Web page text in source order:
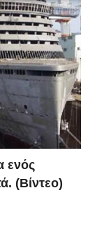
ενός
(Βίντεο)